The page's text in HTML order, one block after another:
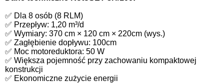
✅ Dla 8 osób (8 RLM)
✅ Przepływ: 1,20 m³/d
✅ Wymiary: 370 cm × 120 cm × 220cm (wys.)
✅ Zagłębienie dopływu: 100cm
✅ Moc motoreduktora: 50 W
✅ Większa pojemność przy zachowaniu kompaktowej
konstrukcji
✅ Ekonomiczne zużycie energii